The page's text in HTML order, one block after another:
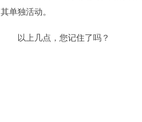
其单独活动。
以上几点，您记住了吗？